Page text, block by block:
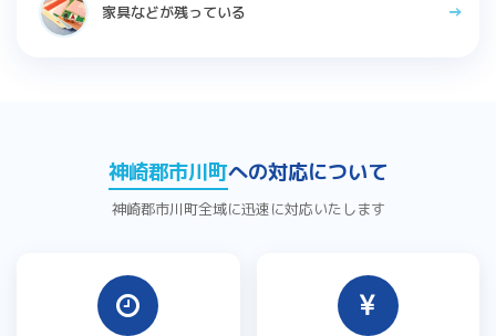
家具などが残っている
神崎郡市川町への対応について
神崎郡市川町全域に迅速に対応いたします